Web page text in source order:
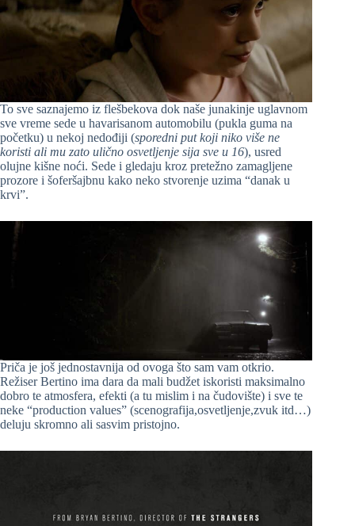
To sve saznajemo iz flešbekova dok naše junakinje uglavnom
sve vreme sede u havarisanom automobilu (pukla guma na
početku) u nekoj nedođiji (sporedni put koji niko više ne
koristi ali mu zato ulično osvetljenje sija sve u 16), usred
olujne kišne noći. Sede i gledaju kroz pretežno zamagljene
prozore i šoferšajbnu kako neko stvorenje uzima “danak u
krvi”.
Priča je još jednostavnija od ovoga što sam vam otkrio.
Režiser Bertino ima dara da mali budžet iskoristi maksimalno
dobro te atmosfera, efekti (a tu mislim i na čudovište) i sve te
neke “production values” (scenografija,osvetljenje,zvuk itd…)
deluju skromno ali sasvim pristojno.